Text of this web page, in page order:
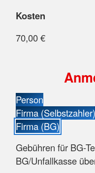
Kosten
70,00 €
Person
Firma (Selbstzahler)
Firma (BG)
Gebühren für BG-
BG/Unfallkasse